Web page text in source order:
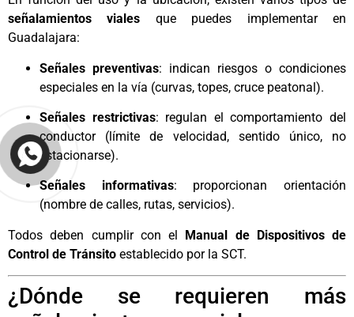
señalamientos viales que puedes implementar en
Guadalajara:
Señales preventivas: indican riesgos o condiciones
especiales en la vía (curvas, topes, cruce peatonal).
Señales restrictivas: regulan el comportamiento del
conductor (límite de velocidad, sentido único, no
estacionarse).
Señales informativas: proporcionan orientación
(nombre de calles, rutas, servicios).
Todos deben cumplir con el Manual de Dispositivos de
Control de Tránsito establecido por la SCT.
¿Dónde se requieren más